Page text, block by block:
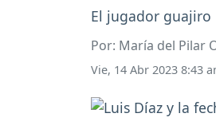
El jugador guajiro
Por: María del Pilar
Vie, 14 Abr 2023 8:43